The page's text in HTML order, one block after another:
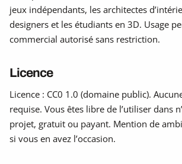
jeux indépendants, les architectes
designers et les étudiants en 3D. Usage
commercial autorisé sans restriction.
Licence
Licence : CC0 1.0 (domaine public).
requise. Vous êtes libre de l’utiliser dans
projet, gratuit ou payant. Mention de
si vous en avez l’occasion.